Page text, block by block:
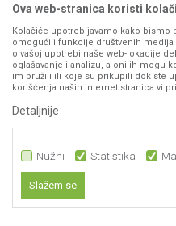
637,65
Reklamacije
Povraćaj sredstava
Zamjena artikala
Plaćanje karticama
PRATITE NAS
Ova web-stranica koristi
Kolačiće upotrebljavamo kako bismo
omogućili funkcije društvenih medija
o vašoj upotrebi naše web-lokacije
oglašavanje i analizu, a oni ih mogu
im pružili ili koje su prikupili dok ste
korišćenja naših internet stranica vi
Detaljnije
Nužni Statistika
Slažem se